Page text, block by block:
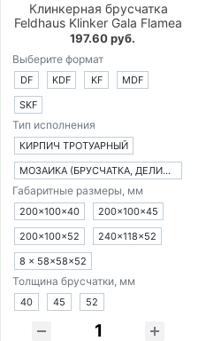
Клинкерная брусчатка
Feldhaus Klinker Gala Flamea
197.60 руб.
Выберите формат
DF KDF KF
MDF
SKF
Тип исполнения
КИРПИЧ ТРОТУАРНЫЙ
МОЗАИКА (БРУСЧАТКА, ДЕЛИМАЯ НА 8 ЧАСТЕЙ)
Габаритные размеры, мм
200×100×40
200×100×45
200×100×52
240×118×52
8 × 58×58×52
Толщина брусчатки, мм
40 45 52